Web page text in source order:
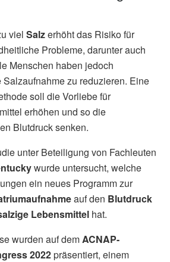
viel Salzerhöht das Risiko für
Probleme, darunter auch
Menschen haben jedoch
zu reduzieren. Eine
soll die Vorliebe für
erhöhen und so die
Blutdruck senken.
unter Beteiligung von Fachleuten
wurde untersucht, welche
ein neues Programm zur
auf den Blutdruck
Lebensmittel hat.
wurden auf demACNAP-
2022präsentiert, einem